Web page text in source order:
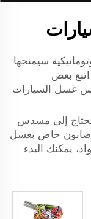
سيمنحها
بعض
غسل السيارات
ستحتاج إلى مسدس
صابون خاص بغسل
يمكنك البدء